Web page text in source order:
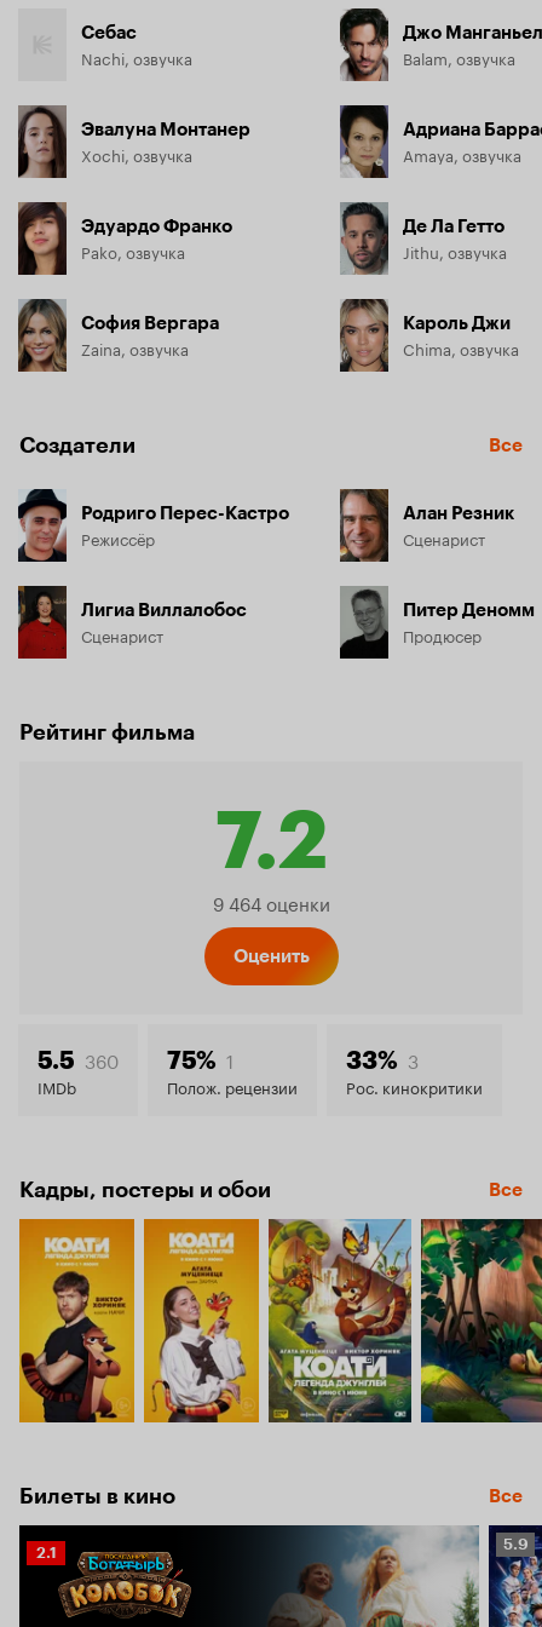
Себас
Nachi, озвучка
Эвалуна Монтанер
Xochi, озвучка
Эдуардо Франко
Pako, озвучка
София Вергара
Zaina, озвучка
Джо
Balam, озвучка
Адриана
Amaya, озвучка
Де Ла Гетто
Jithu, озвучка
Кароль Джи
Chima, озвучка
Создатели Все
Родриго Перес-Кастро
Режиссёр
Лигиа Виллалобос
Сценарист
Алан Резник
Сценарист
Питер Деномм
Продюсер
Рейтинг фильма
7.2
Рейтинг
7.2
9 464 оценки
Оценить
5.5 360
IMDb
75% 1
Полож. рецензии
33% 3
Рос. кинокритики
Кадры, постеры и обои Все
Билеты в кино Все
Рейтинг
Кинопоиска
2.1
5.9
5.9